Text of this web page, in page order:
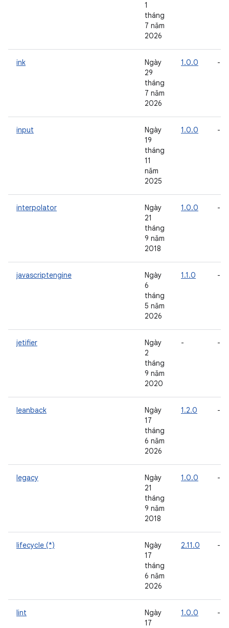
1
tháng
7 năm
2026
ink
Ngày
29
tháng
7 năm
2026
1.0.0 -
input
Ngày
19
tháng
11
năm
2025
1.0.0 -
interpolator
Ngày
21
tháng
9 năm
2018
1.0.0 -
javascriptengine
Ngày
6
tháng
5 năm
2026
1.1.0 -
jetifier
Ngày
2
tháng
9 năm
2020
- -
leanback
Ngày
17
tháng
6 năm
2026
1.2.0 -
legacy
Ngày
21
tháng
9 năm
2018
1.0.0 -
lifecycle (*)
Ngày
17
tháng
6 năm
2026
2.11.0 -
lint
Ngày
17
1.0.0 -